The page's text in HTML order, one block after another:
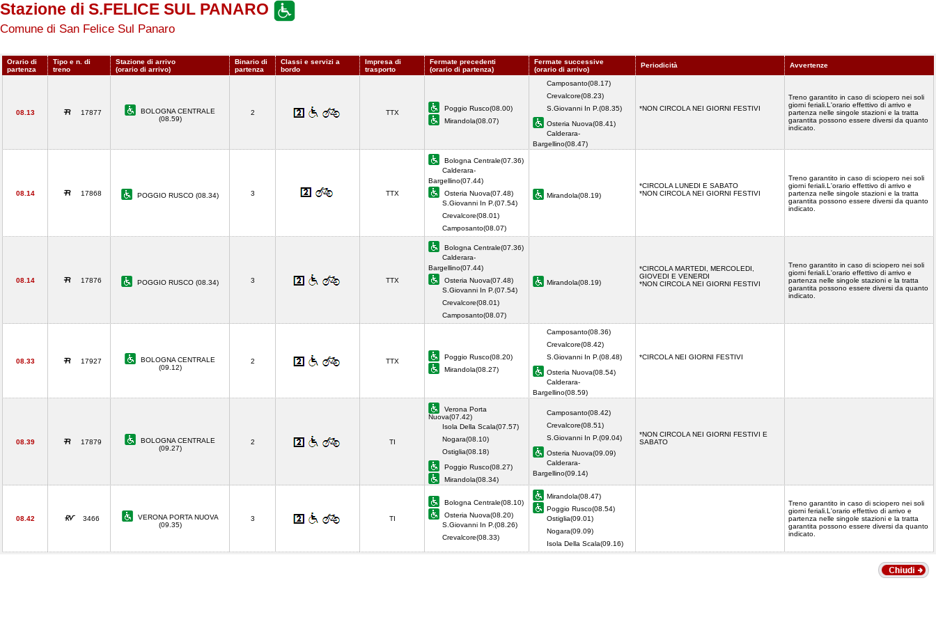
Stazione di S.FELICE SUL PANARO
Comune di San Felice Sul Panaro
Orario di
partenza
Tipo e n. di
treno
Stazione di arrivo
(orario di arrivo)
Binario di
partenza
Classi e servizi a
bordo
Impresa di
trasporto
Fermate precedenti
(orario di partenza)
Fermate successive
(orario di arrivo)
Periodicità Avvertenze
08.13 17877
BOLOGNA CENTRALE
(08.59)
2 TTX
Poggio Rusco(08.00)
Mirandola(08.07)
Camposanto(08.17)
Crevalcore(08.23)
S.Giovanni In P.(08.35)
Osteria Nuova(08.41)
Calderara-
Bargellino(08.47)
*NON CIRCOLA NEI GIORNI FESTIVI
Treno garantito in caso di sciopero nei soli
giorni feriali.L'orario effettivo di arrivo e
partenza nelle singole stazioni e la tratta
garantita possono essere diversi da quanto
indicato.
08.14 17868 POGGIO RUSCO (08.34) 3 TTX
Bologna Centrale(07.36)
Calderara-
Bargellino(07.44)
Osteria Nuova(07.48)
S.Giovanni In P.(07.54)
Crevalcore(08.01)
Camposanto(08.07)
Mirandola(08.19)
*CIRCOLA LUNEDI E SABATO
*NON CIRCOLA NEI GIORNI FESTIVI
Treno garantito in caso di sciopero nei soli
giorni feriali.L'orario effettivo di arrivo e
partenza nelle singole stazioni e la tratta
garantita possono essere diversi da quanto
indicato.
08.14 17876 POGGIO RUSCO (08.34) 3 TTX
Bologna Centrale(07.36)
Calderara-
Bargellino(07.44)
Osteria Nuova(07.48)
S.Giovanni In P.(07.54)
Crevalcore(08.01)
Camposanto(08.07)
Mirandola(08.19)
*CIRCOLA MARTEDI, MERCOLEDI,
GIOVEDI E VENERDI
*NON CIRCOLA NEI GIORNI FESTIVI
Treno garantito in caso di sciopero nei soli
giorni feriali.L'orario effettivo di arrivo e
partenza nelle singole stazioni e la tratta
garantita possono essere diversi da quanto
indicato.
08.33 17927
BOLOGNA CENTRALE
(09.12)
2 TTX
Poggio Rusco(08.20)
Mirandola(08.27)
Camposanto(08.36)
Crevalcore(08.42)
S.Giovanni In P.(08.48)
Osteria Nuova(08.54)
Calderara-
Bargellino(08.59)
*CIRCOLA NEI GIORNI FESTIVI
08.39 17879
BOLOGNA CENTRALE
(09.27)
2 TI
Verona Porta
Nuova(07.42)
Isola Della Scala(07.57)
Nogara(08.10)
Ostiglia(08.18)
Poggio Rusco(08.27)
Mirandola(08.34)
Camposanto(08.42)
Crevalcore(08.51)
S.Giovanni In P.(09.04)
Osteria Nuova(09.09)
Calderara-
Bargellino(09.14)
*NON CIRCOLA NEI GIORNI FESTIVI E
SABATO
08.42 3466
VERONA PORTA NUOVA
(09.35)
3 TI
Bologna Centrale(08.10)
Osteria Nuova(08.20)
S.Giovanni In P.(08.26)
Crevalcore(08.33)
Mirandola(08.47)
Poggio Rusco(08.54)
Ostiglia(09.01)
Nogara(09.09)
Isola Della Scala(09.16)
Treno garantito in caso di sciopero nei soli
giorni feriali.L'orario effettivo di arrivo e
partenza nelle singole stazioni e la tratta
garantita possono essere diversi da quanto
indicato.